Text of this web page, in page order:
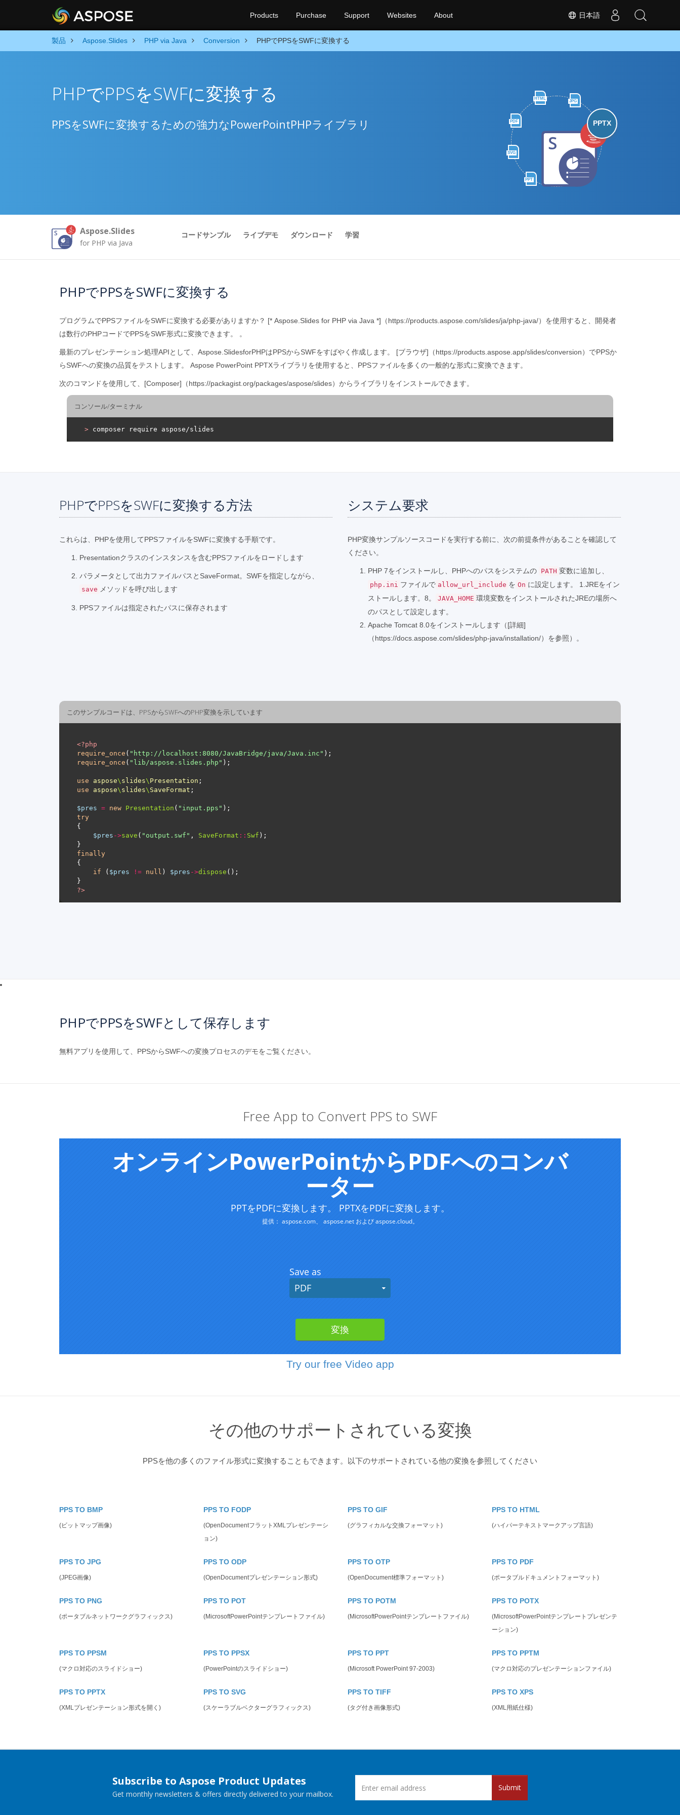
日本語
Products Purchase Support Websites About
製品 Aspose.Slides PHP via Java Conversion PHPでPPSをSWFに変換する
HTML
JPG
PDF
SVG
PPT
PPTX
PHPでPPSをSWFに変換する
PPSをSWFに変換するための強力なPowerPointPHPライブラリ
Aspose.Slides
for PHP via Java
コードサンプル ライブデモ ダウンロード 学習
PHPでPPSをSWFに変換する
プログラムでPPSファイルをSWFに変換する必要がありますか？ [* Aspose.Slides for PHP via Java *]（https://products.aspose.com/slides/ja/php-java/）を使用すると、開発者
は数行のPHPコードでPPSをSWF形式に変換できます。 。
最新のプレゼンテーション処理APIとして、Aspose.SlidesforPHPはPPSからSWFをすばやく作成します。 [ブラウザ]（https://products.aspose.app/slides/conversion）でPPSか
らSWFへの変換の品質をテストします。 Aspose PowerPoint PPTXライブラリを使用すると、PPSファイルを多くの一般的な形式に変換できます。
次のコマンドを使用して、[Composer]（https://packagist.org/packages/aspose/slides）からライブラリをインストールできます。
コンソール/ターミナル
> composer require aspose/slides
PHPでPPSをSWFに変換する方法
これらは、PHPを使用してPPSファイルをSWFに変換する手順です。
Presentationクラスのインスタンスを含むPPSファイルをロードします
パラメータとして出力ファイルパスとSaveFormat。SWFを指定しながら、
save メソッドを呼び出します
PPSファイルは指定されたパスに保存されます
システム要求
PHP変換サンプルソースコードを実行する前に、次の前提条件があることを確認して
ください。
PHP 7をインストールし、PHPへのパスをシステムの PATH 変数に追加し、
php.ini ファイルで allow_url_include を On に設定します。 1.JREをイン
ストールします。8。
JAVA_HOME 環境変数をインストールされたJREの場所へ
のパスとして設定します。
Apache Tomcat 8.0をインストールします（[詳細]
（https://docs.aspose.com/slides/php-java/installation/）を参照）。
このサンプルコードは、PPSからSWFへのPHP変換を示しています
<?php
require_once ( "http://localhost:8080/JavaBridge/java/Java.inc"
require_once ( "lib/aspose.slides.php"
use aspose\ slides\ Presentation
use
aspose\ slides\ SaveFormat
$pres = new Presentation ( "input.pps"
try
$pres ->save ( "output.swf" , SaveFormat :: Swf
finally
if ( $pres != null ) $pres ->dispose
?>
PHPでPPSをSWFとして保存します
無料アプリを使用して、PPSからSWFへの変換プロセスのデモをご覧ください。
Free App to Convert PPS to SWF
Try our free Video app
その他のサポートされている変換
PPSを他の多くのファイル形式に変換することもできます。以下のサポートされている他の変換を参照してください
PPS TO BMP
(ビットマップ画像)
PPS TO FODP
(OpenDocumentフラットXMLプレゼンテーシ
ョン)
PPS TO GIF
(グラフィカルな交換フォーマット)
PPS TO HTML
(ハイパーテキストマークアップ言語)
PPS TO JPG
(JPEG画像)
PPS TO ODP
(OpenDocumentプレゼンテーション形式)
PPS TO OTP
(OpenDocument標準フォーマット)
PPS TO PDF
(ポータブルドキュメントフォーマット)
PPS TO PNG
(ポータブルネットワークグラフィックス)
PPS TO POT
(MicrosoftPowerPointテンプレートファイル)
PPS TO POTM
(MicrosoftPowerPointテンプレートファイル)
PPS TO POTX
(MicrosoftPowerPointテンプレートプレゼンテ
ーション)
PPS TO PPSM
(マクロ対応のスライドショー)
PPS TO PPSX
(PowerPointのスライドショー)
PPS TO PPT
(Microsoft PowerPoint 97-2003)
PPS TO PPTM
(マクロ対応のプレゼンテーションファイル)
PPS TO PPTX
(XMLプレゼンテーション形式を開く)
PPS TO SVG
(スケーラブルベクターグラフィックス)
PPS TO TIFF
(タグ付き画像形式)
PPS TO XPS
(XML用紙仕様)
Subscribe to Aspose Product Updates
Get monthly newsletters & offers directly delivered to your mailbox.
Submit